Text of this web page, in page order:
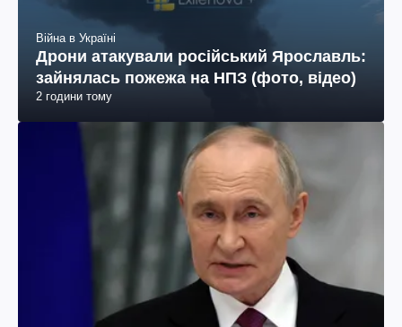
Війна в Україні
Дрони атакували російський Ярославль:
зайнялась пожежа на НПЗ (фото, відео)
2 години тому